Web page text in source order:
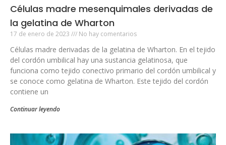
Células madre mesenquimales derivadas de
la gelatina de Wharton
17 de enero de 2023 No hay comentarios
Células madre derivadas de la gelatina de Wharton. En el tejido
del cordón umbilical hay una sustancia gelatinosa, que
funciona como tejido conectivo primario del cordón umbilical y
se conoce como gelatina de Wharton. Este tejido del cordón
contiene un
Continuar leyendo